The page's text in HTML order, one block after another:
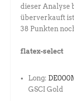
dieser Analyse
überverkauft
38 Punkten
flatex-select
Long:
GSCI Gold